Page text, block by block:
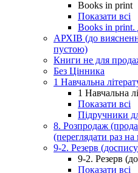
Books in print
Показати всі
Books in print.
АРХІВ (до
пустою)
Книги не для
Без Цінника
1 Навчальна
1 Навчальна
Показати всі
Підручники
8. Розпродаж
(переглядати раз на
9-2. Резерв
9-2. Резерв
Показати всі